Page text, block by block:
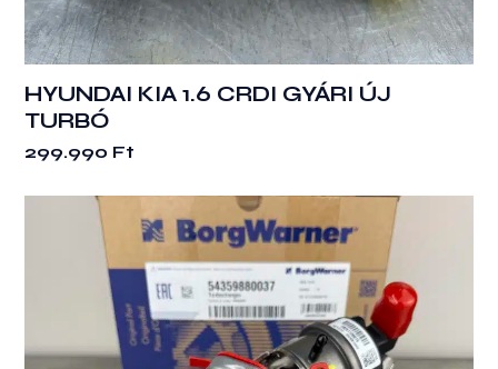
HYUNDAI KIA 1.6 CRDI GYÁRI ÚJ
TURBÓ
299.990 Ft